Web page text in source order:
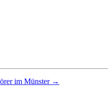
im Münster →